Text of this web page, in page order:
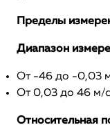
Пределы
Диапазон
От -46 до -0,03
От 0,03 до 46 м/с
Относительная